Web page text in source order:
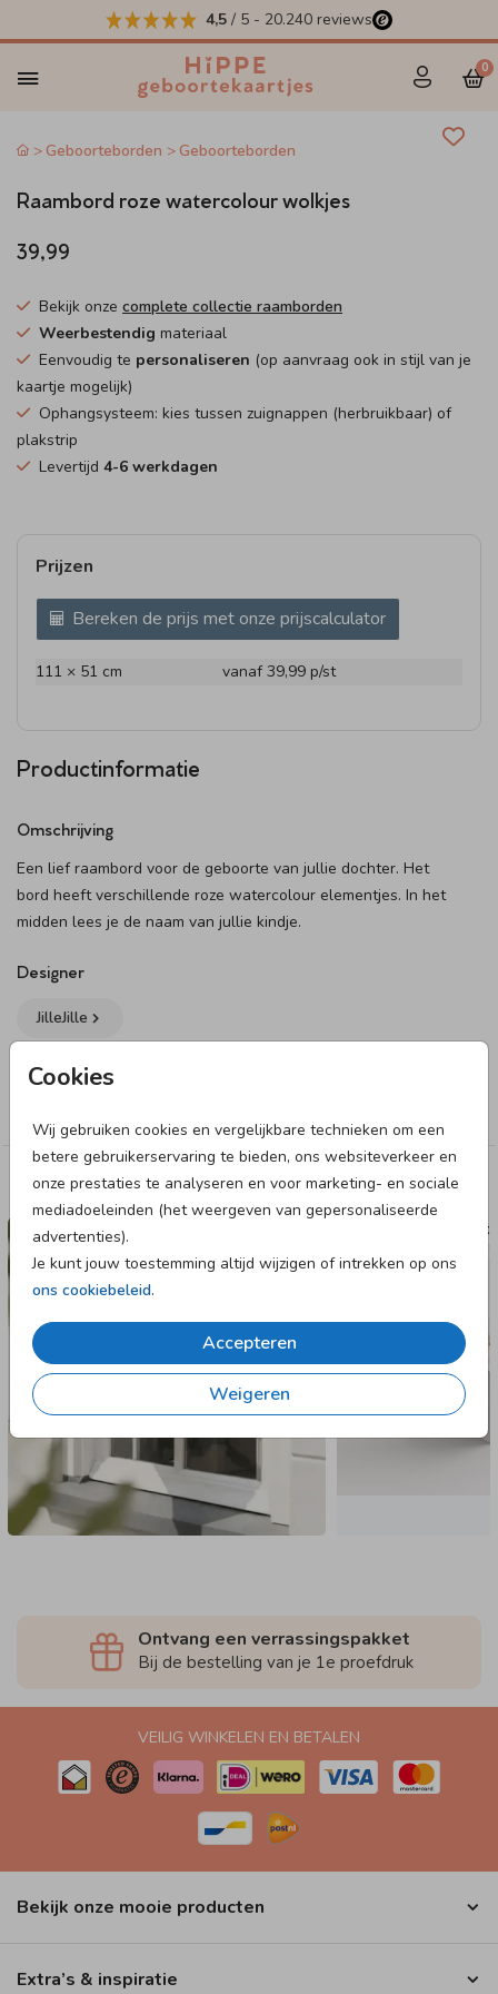
4,5 / 5 - 20.240 reviews
0
Cookies
Wij gebruiken cookies en vergelijkbare technieken om een
betere gebruikerservaring te bieden, ons websiteverkeer en
onze prestaties te analyseren en voor marketing- en sociale
mediadoeleinden (het weergeven van gepersonaliseerde
advertenties).
Je kunt jouw toestemming altijd wijzigen of intrekken op ons
ons cookiebeleid.
Accepteren
Weigeren
Geboorteborden Geboorteborden
Raambord roze watercolour wolkjes
39,99
Bekijk onze complete collectie raamborden
Weerbestendig materiaal
Eenvoudig te personaliseren (op aanvraag ook in stijl van je
kaartje mogelijk)
Ophangsysteem: kies tussen zuignappen (herbruikbaar) of
plakstrip
Levertijd 4-6 werkdagen
Prijzen
Bereken de prijs met onze prijscalculator
111 × 51 cm vanaf 39,99 p/st
Productinformatie
Omschrijving
Een lief raambord voor de geboorte van jullie dochter. Het
bord heeft verschillende roze watercolour elementjes. In het
midden lees je de naam van jullie kindje.
Designer
JilleJille
Collectie
Deze designs vind je misschien ook leuk
RAAMBORD
Ontvang een verrassingspakket
Bij de bestelling van je 1e proefdruk
VEILIG WINKELEN EN BETALEN
Bekijk onze mooie producten
Extra’s & inspiratie